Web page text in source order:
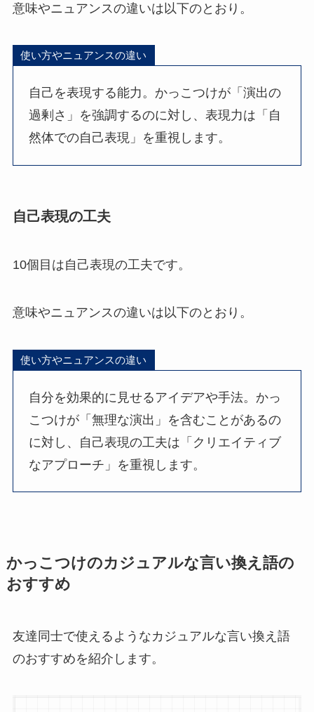
意味やニュアンスの違いは以下のとおり。
使い方やニュアンスの違い
自己を表現する能力。かっこつけが「演出の
過剰さ」を強調するのに対し、表現力は「自
然体での自己表現」を重視します。
自己表現の工夫
10個目は自己表現の工夫です。
意味やニュアンスの違いは以下のとおり。
使い方やニュアンスの違い
自分を効果的に見せるアイデアや手法。かっ
こつけが「無理な演出」を含むことがあるの
に対し、自己表現の工夫は「クリエイティブ
なアプローチ」を重視します。
かっこつけのカジュアルな言い換え語の
おすすめ
友達同士で使えるようなカジュアルな言い換え語
のおすすめを紹介します。